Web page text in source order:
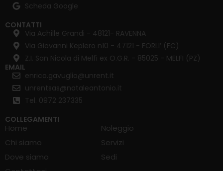
Scheda Google
CONTATTI
Via Achille Grandi - 48121- RAVENNA
Via Giovanni Keplero n10 - 47121 - FORLI’ (FC)
Z.I. San Nicola di Melfi ex O.G.R. - 85025 - MELFI (PZ)
EMAIL
enrico.gavuglio@unrent.it
unrentsas@nataleantonio.it
Tel. 0972 237335
COLLEGAMENTI
Home
Chi siamo
Dove siamo
Noleggio
Servizi
Sedi